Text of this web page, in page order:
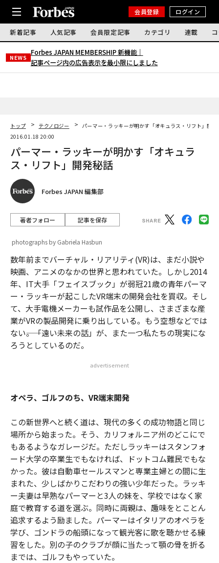
会員登録 ログイン
新着記事 人気記事 会員限定記事 カテゴリ 連載
NEWS
Forbes JAPAN MEMBERSHIP 新機能｜
記事ページ内の広告表示を最小限にしました
トップ テクノロジー
パーマー・ラッキーが明かす「オキュラス・リフト」開発
2016.01.18 20:00
パーマー・ラッキーが明かす「オキュラ
ス・リフト」開発秘話
Forbes JAPAN 編集部
著者フォロー 記事を保存
photographs by Gabriela Hasbun
数年前までバーチャル・リアリティ(VR)は、まだ小説や
映画、アニメのなかの世界と思われていた。しかし2014
年、IT大手「フェイスブック」が弱冠21歳の青年パーマ
ー・ラッキーが起こしたVR端末の開発会社を買収。そし
て、大手電機メーカーも試作品を公開し、さまざまな産
業がVRの製品開発に乗り出している。もう空想などでは
ない――。「遠い未来の話」が、また一つ私たちの現実にな
ろうとしているのだ。
advertisement
オペラ、ゴルフのち、VR端末開発
この新世界へと続く道は、現代の多くの成功物語と同じ
場所から始まった。そう、カリフォルニア州のどこにで
もあるようなガレージだ。ただしラッキーはスタンフォ
ード大学の卒業生でもなければ、ドットコム難民でもな
かった。彼は自動車セールスマンと専業主婦との間に生
まれた、少しばかりこだわりの強い少年だった。ラッキ
ー夫妻は早熟なパーマーと3人の妹を、学校ではなく家
庭で教育する道を選ぶ。同時に両親は、趣味をとことん
追求するよう励ました。パーマーはイタリアのオペラを
学び、ゴンドラの船頭になって観光客に歌を聴かせる練
習をした。別の子のクラブが顔に当たって顎の骨を折る
までは、ゴルフもやっていた。